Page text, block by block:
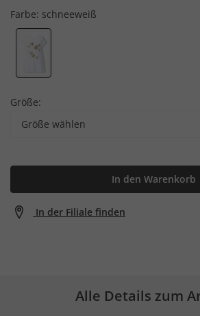
Farbe: schneeweiß
Größe:
Größe wählen
In den Warenkorb
In der Filiale finden
Alle Details zum